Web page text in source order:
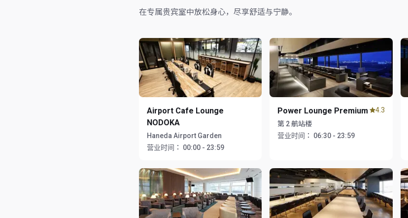
在专属贵宾室中放松身心，尽享舒适与宁静。
Airport Cafe Lounge
NODOKA
Haneda Airport Garden
营业时间：
00:00 - 23:59
Power Lounge Premium
第 2 航站楼
营业时间：
06:30 - 23:59
4.3